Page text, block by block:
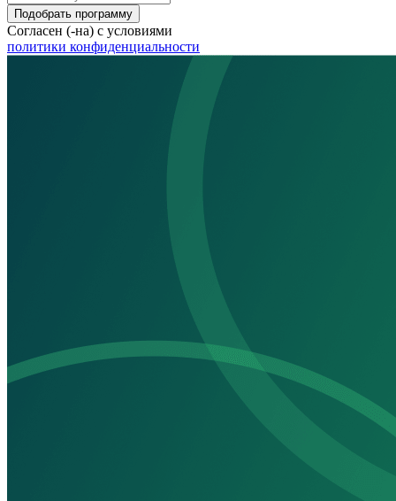
Подобрать программу
Согласен (-на) с условиями
политики конфиденциальности